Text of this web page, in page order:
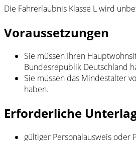
Die Fahrerlaubnis Klasse L wird
Voraussetzungen
Sie müssen Ihren
Bundesrepublik Deutschland
Sie müssen das Mindestalter
haben.
Erforderliche
gültiger Personalausweis oder